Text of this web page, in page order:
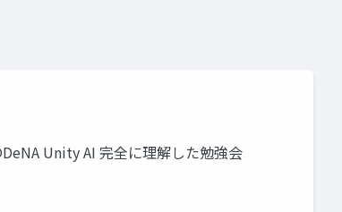
Unity AI 完全に理解した勉強会